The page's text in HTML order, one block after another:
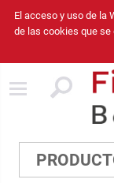
El acceso y uso de la
de las cookies que se